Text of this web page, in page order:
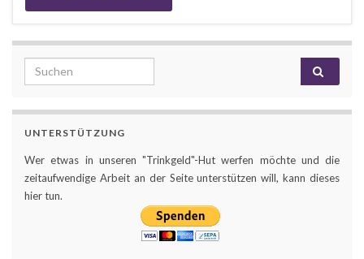
Search for:
UNTERSTÜTZUNG
Wer etwas in unseren "Trinkgeld"-Hut werfen möchte und die
zeitaufwendige Arbeit an der Seite unterstützen will, kann dieses
hier tun.